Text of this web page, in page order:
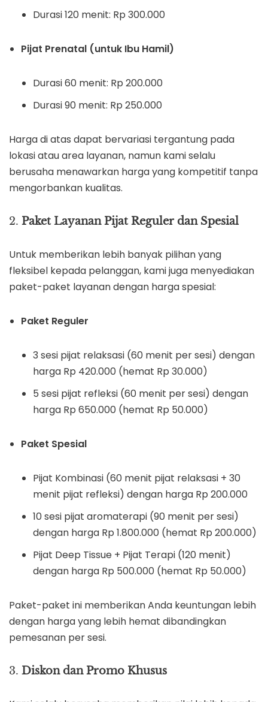
Durasi 120 menit: Rp 300.000
Pijat Prenatal (untuk Ibu Hamil)
Durasi 60 menit: Rp 200.000
Durasi 90 menit: Rp 250.000
Harga di atas dapat bervariasi tergantung pada
lokasi atau area layanan, namun kami selalu
berusaha menawarkan harga yang kompetitif tanpa
mengorbankan kualitas.
2. Paket Layanan Pijat Reguler dan Spesial
Untuk memberikan lebih banyak pilihan yang
fleksibel kepada pelanggan, kami juga menyediakan
paket-paket layanan dengan harga spesial:
Paket Reguler
3 sesi pijat relaksasi (60 menit per sesi) dengan
harga Rp 420.000 (hemat Rp 30.000)
5 sesi pijat refleksi (60 menit per sesi) dengan
harga Rp 650.000 (hemat Rp 50.000)
Paket Spesial
Pijat Kombinasi (60 menit pijat relaksasi + 30
menit pijat refleksi) dengan harga Rp 200.000
10 sesi pijat aromaterapi (90 menit per sesi)
dengan harga Rp 1.800.000 (hemat Rp 200.000)
Pijat Deep Tissue + Pijat Terapi (120 menit)
dengan harga Rp 500.000 (hemat Rp 50.000)
Paket-paket ini memberikan Anda keuntungan lebih
dengan harga yang lebih hemat dibandingkan
pemesanan per sesi.
3. Diskon dan Promo Khusus